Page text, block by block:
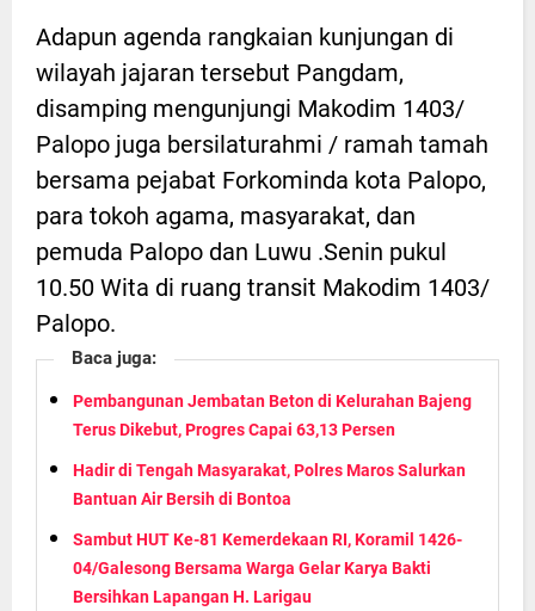
Adapun agenda rangkaian kunjungan di
wilayah jajaran tersebut Pangdam,
disamping mengunjungi Makodim 1403/
Palopo juga bersilaturahmi / ramah tamah
bersama pejabat Forkominda kota Palopo,
para tokoh agama, masyarakat, dan
pemuda Palopo dan Luwu .Senin pukul
10.50 Wita di ruang transit Makodim 1403/
Palopo.
Baca juga:
Pembangunan Jembatan Beton di Kelurahan Bajeng
Terus Dikebut, Progres Capai 63,13 Persen
Hadir di Tengah Masyarakat, Polres Maros Salurkan
Bantuan Air Bersih di Bontoa
Sambut HUT Ke-81 Kemerdekaan RI, Koramil 1426-
04/Galesong Bersama Warga Gelar Karya Bakti
Bersihkan Lapangan H. Larigau